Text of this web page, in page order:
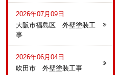
2026年07月09日
大阪市福島区 外壁塗装工
事
2026年06月04日
吹田市 外壁塗装工事